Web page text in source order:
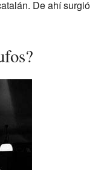
De ahí surgió